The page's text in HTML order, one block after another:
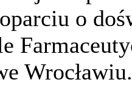
o
Wrocławiu.